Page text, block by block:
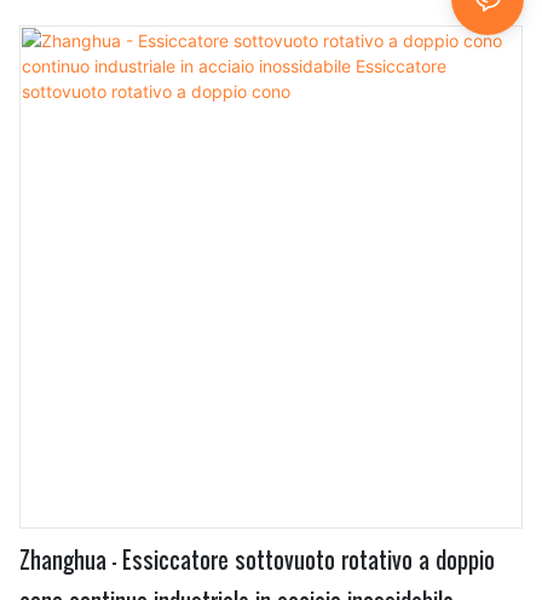
competitivo per l'industria farmaceutica. Pertanto il
prodotto è già stato utilizzato in un'ampia gamma di
applicazioni come le apparecchiature di essiccazione.
Zhanghua - Essiccatore sottovuoto rotativo a doppio